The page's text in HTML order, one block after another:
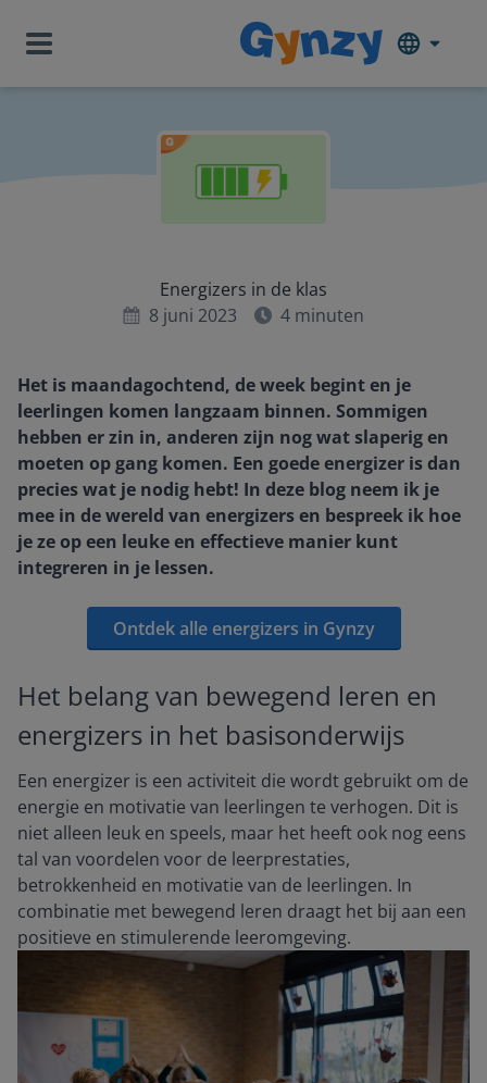
Energizers in de klas
8 juni 2023
4 minuten
Het is maandagochtend, de week begint en je
leerlingen komen langzaam binnen. Sommigen
hebben er zin in, anderen zijn nog wat slaperig en
moeten op gang komen. Een goede energizer is dan
precies wat je nodig hebt! In deze blog neem ik je
mee in de wereld van energizers en bespreek ik hoe
je ze op een leuke en effectieve manier kunt
integreren in je lessen.
Ontdek alle energizers in Gynzy
Het belang van bewegend leren en
energizers in het basisonderwijs
Een energizer is een activiteit die wordt gebruikt om de
energie en motivatie van leerlingen te verhogen. Dit is
niet alleen leuk en speels, maar het heeft ook nog eens
tal van voordelen voor de leerprestaties,
betrokkenheid en motivatie van de leerlingen. In
combinatie met bewegend leren draagt het bij aan een
positieve en stimulerende leeromgeving.